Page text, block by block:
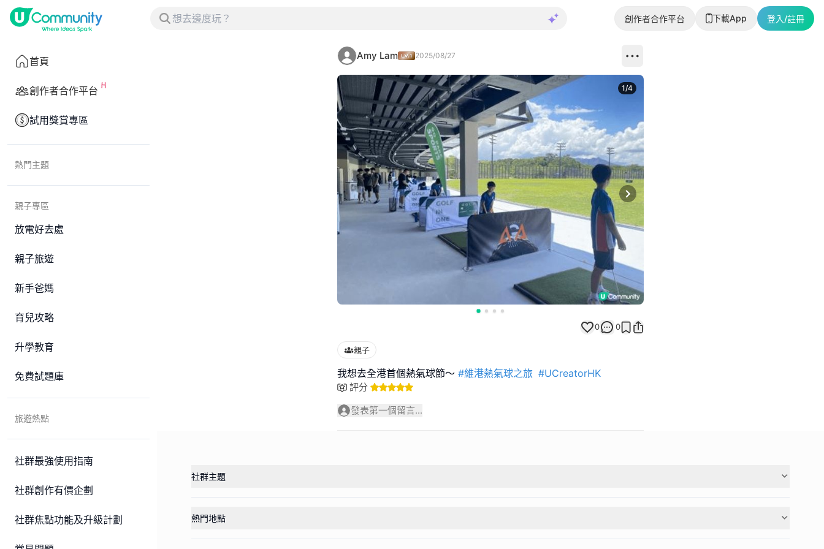
創作者合作平台 下載App 登入/註冊
首頁
創作者合作平台
試用獎賞專區
熱門主題
親子專區
放電好去處
親子旅遊
新手爸媽
育兒攻略
升學教育
免費試題庫
旅遊熱點
社群最強使用指南
社群創作有價企劃
社群焦點功能及升級計劃
Amy Lam 2025/08/27
Next slide
1/4
0 0
親子
我想去全港首個熱氣球節～ #維港熱氣球之旅 #UCreatorHK
評分
發表第一個留言...
社群主題
熱門地點